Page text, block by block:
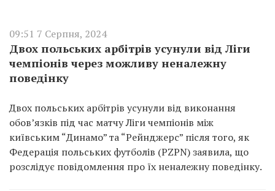
09:51 7 Серпня, 2024
Двох польських арбітрів усунули від Ліги
чемпіонів через можливу неналежну
поведінку
Двох польських арбітрів усунули від виконання
обов’язків під час матчу Ліги чемпіонів між
київським “Динамо” та “Рейнджерс” після того, як
Федерація польських футболів (PZPN) заявила, що
розслідує повідомлення про їх неналежну поведінку.